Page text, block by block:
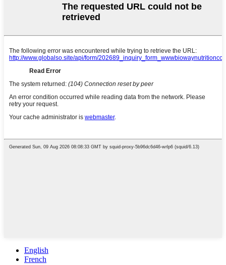
English
French